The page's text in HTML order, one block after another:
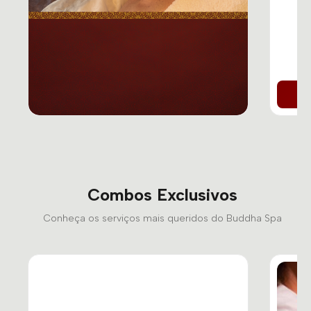
Combos Exclusivos
Conheça os serviços mais queridos do Buddha Spa